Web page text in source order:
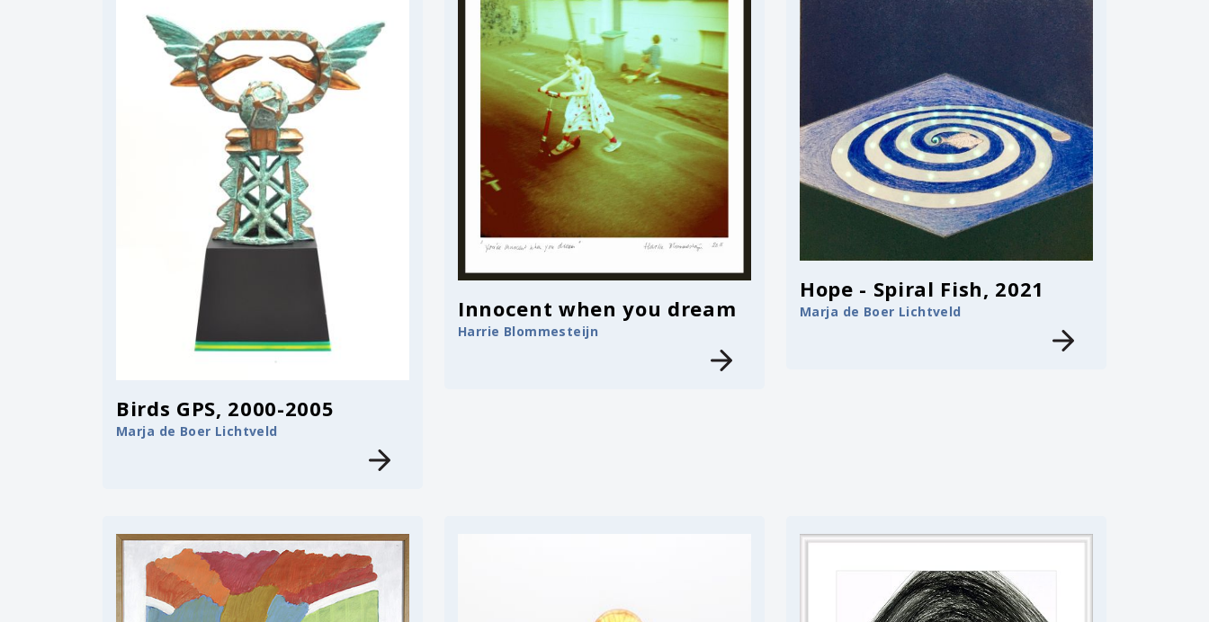
Birds GPS, 2000-2005
Marja de Boer Lichtveld
Innocent when you dream
Harrie Blommesteijn
Hope - Spiral Fish, 2021
Marja de Boer Lichtveld